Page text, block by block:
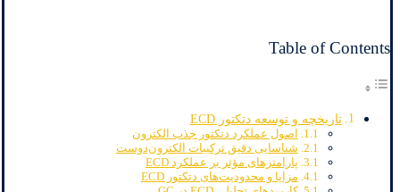
Table of Contents
تاریخچه و توسعه دتکتور ECD
اصول عملکرد دتکتور جذب الکترون
شناسایی دقیق ترکیبات الکترون‌دوست
پارامترهای مؤثر بر عملکرد ECD
مزایا و محدودیت‌های دتکتور ECD